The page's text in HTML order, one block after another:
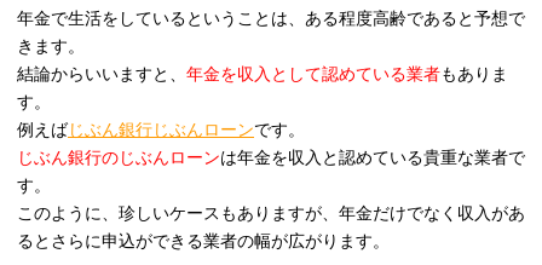
年金で生活をしているということは、ある程度高齢であると予想で
きます。
結論からいいますと、 年金を収入として認めている業者もありま
す。
例えばじぶん銀行じぶんローンです。
じぶん銀行のじぶんローンは年金を収入と認めている貴重な業者で
す。
このように、珍しいケースもありますが、年金だけでなく収入があ
るとさらに申込ができる業者の幅が広がります。